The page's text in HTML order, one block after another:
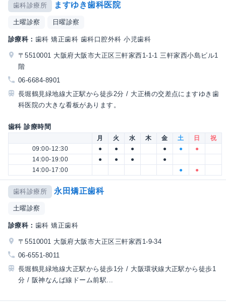
歯科診療所 ますゆき歯科医院
土曜診察 日曜診察
診療科： 歯科 矯正歯科 歯科口腔外科 小児歯科
〒5510001 大阪府大阪市大正区三軒家西1-1-1 三軒家西小島ビル1
階
06-6684-8901
長堀鶴見緑地線大正駅から徒歩2分 / 大正橋の交差点にますゆき歯
科医院の大きな看板があります。
歯科 診療時間
月 火 水 木 金 土 日
祝
09:00-12:30
● ● ● ● ●
●
14:00-19:00
● ● ●
●
14:00-17:00
● ●
歯科診療所 永田矯正歯科
土曜診察
診療科： 歯科 矯正歯科
〒5510001 大阪府大阪市大正区三軒家西1-9-34
06-6551-8011
長堀鶴見緑地線大正駅から徒歩1分 / 大阪環状線大正駅から徒歩1
分 / 阪神なんば線ドーム前駅...